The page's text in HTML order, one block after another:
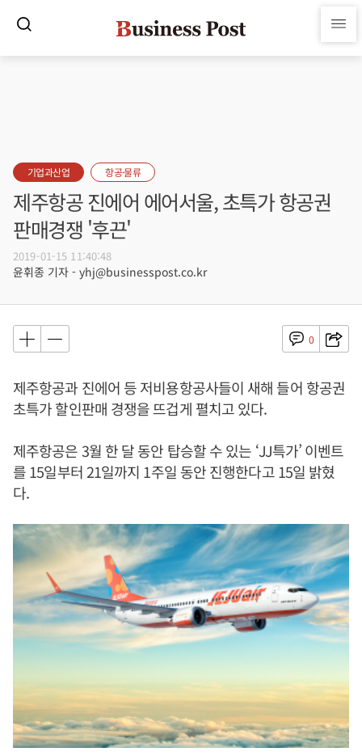
기업과산업 항공·물류
제주항공 진에어 에어서울, 초특가 항공권
판매경쟁 '후끈'
2019-01-15 11:40:48
윤휘종 기자 - yhj@businesspost.co.kr
0
제주항공과 진에어 등 저비용항공사들이 새해 들어 항공권
초특가 할인판매 경쟁을 뜨겁게 펼치고 있다.
제주항공은 3월 한 달 동안 탑승할 수 있는 ‘JJ특가’ 이벤트
를 15일부터 21일까지 1주일 동안 진행한다고 15일 밝혔
다.